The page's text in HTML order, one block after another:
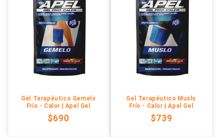
Gel Terapéutico Gemelo
Frío - Calor | Apel Gel
Precio
$690
Gel Terapéutico Muslo
Frío - Calor | Apel Gel
Precio
$739